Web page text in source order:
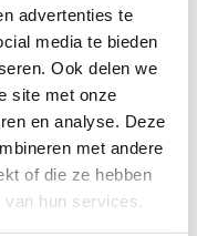
advertenties te
media te bieden
Ook delen we
site met onze
en analyse. Deze
met andere
of die ze hebben
hun services.
geplaatst op
beschermd met
buitenzijde en
Krukbediende
achterdeurof
beschermd met